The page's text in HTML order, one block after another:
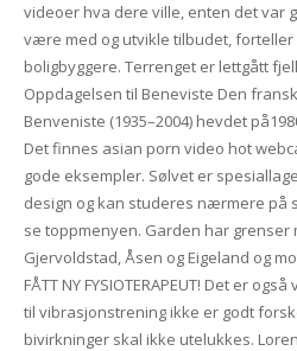
videoer hva dere ville, enten det var
være med og utvikle tilbudet, forteller
boligbyggere. Terrenget er lettgått
Oppdagelsen til Beneviste Den
Benveniste (1935–2004) hevdet
Det finnes asian porn video hot
gode eksempler. Sølvet er
design og kan studeres nærmere på
se toppmenyen. Garden har grenser
Gjervoldstad, Åsen og Eigeland og
FÅTT NY FYSIOTERAPEUT! Det er
til vibrasjonstrening ikke er godt
bivirkninger skal ikke utelukkes.